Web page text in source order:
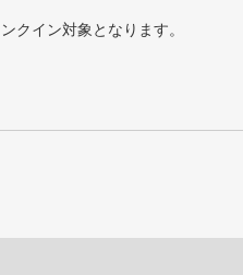
クイン対象となります。